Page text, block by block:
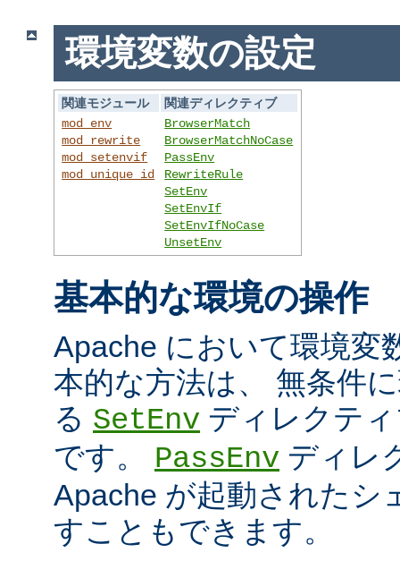
環境変数の設定
関連モジュール
関連ディレクティブ
mod_env
mod_rewrite
mod_setenvif
mod_unique_id
BrowserMatch
BrowserMatchNoCase
PassEnv
RewriteRule
SetEnv
SetEnvIf
SetEnvIfNoCase
UnsetEnv
基本的な環境の操作
Apache において環境変
本的な方法は、 無条件
る SetEnv ディレクテ
です。 PassEnv ディレ
Apache が起動されたシ
すこともできます。